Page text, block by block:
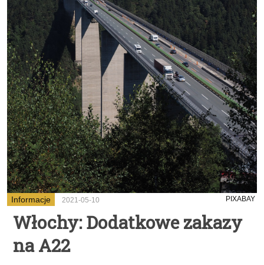
Informacje 2021-05-10 PIXABAY
Włochy: Dodatkowe zakazy
na A22